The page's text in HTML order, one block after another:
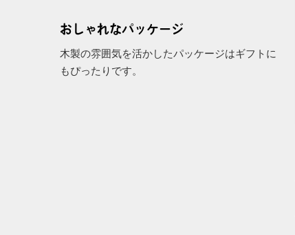
おしゃれなパッケージ
木製の雰囲気を活かしたパッケージはギフトに
もぴったりです。